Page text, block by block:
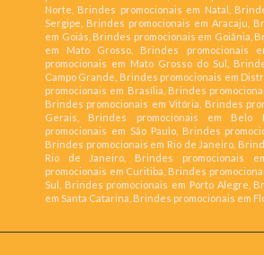
Norte, Brindes promocionais em Natal,
Sergipe, Brindes promocionais em Aracaju,
em Goiás, Brindes promocionais em Goiânia,
em Mato Grosso, Brindes promocionais
promocionais em Mato Grosso do Sul,
Campo Grande, Brindes promocionais em
promocionais em Brasília, Brindes
Brindes promocionais em Vitória, Brindes
Gerais, Brindes promocionais em Belo
promocionais em São Paulo, Brindes
Brindes promocionais em Rio de Janeiro,
Rio de Janeiro, Brindes promocionais
promocionais em Curitiba, Brindes
Sul, Brindes promocionais em Porto Alegre,
em Santa Catarina, Brindes promocionais em